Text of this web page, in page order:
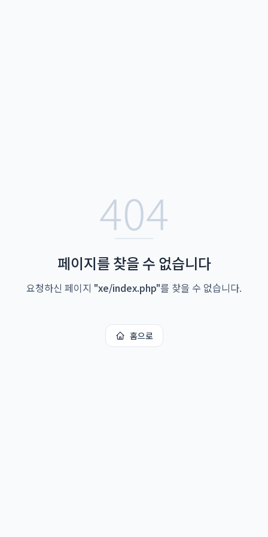
404
페이지를 찾을 수 없습니다
요청하신 페이지 "xe/index.php"를 찾을 수 없습니다.
홈으로